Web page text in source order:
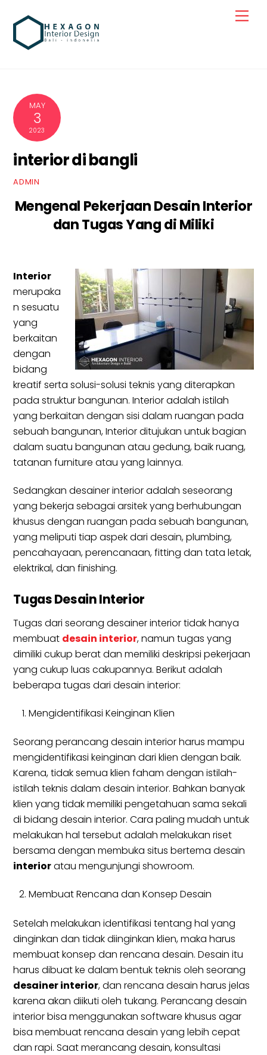
content
MAY
3
2023
interior di bangli
ADMIN
Mengenal Pekerjaan Desain Interior
dan Tugas Yang di Miliki
Interior
merupaka
n sesuatu
yang
berkaitan
dengan
bidang
kreatif serta solusi-solusi teknis yang diterapkan
pada struktur bangunan. Interior adalah istilah
yang berkaitan dengan sisi dalam ruangan pada
sebuah bangunan, Interior ditujukan untuk bagian
dalam suatu bangunan atau gedung, baik ruang,
tatanan furniture atau yang lainnya.
Sedangkan desainer interior adalah seseorang
yang bekerja sebagai arsitek yang berhubungan
khusus dengan ruangan pada sebuah bangunan,
yang meliputi tiap aspek dari desain, plumbing,
pencahayaan, perencanaan, fitting dan tata letak,
elektrikal, dan finishing.
Tugas Desain Interior
Tugas dari seorang desainer interior tidak hanya
membuat desain interior, namun tugas yang
dimiliki cukup berat dan memiliki deskripsi pekerjaan
yang cukup luas cakupannya. Berikut adalah
beberapa tugas dari desain interior:
Mengidentifikasi Keinginan Klien
Seorang perancang desain interior harus mampu
mengidentifikasi keinginan dari klien dengan baik.
Karena, tidak semua klien faham dengan istilah-
istilah teknis dalam desain interior. Bahkan banyak
klien yang tidak memiliki pengetahuan sama sekali
di bidang desain interior. Cara paling mudah untuk
melakukan hal tersebut adalah melakukan riset
bersama dengan membuka situs bertema desain
interioratau mengunjungi showroom.
Membuat Rencana dan Konsep Desain
Setelah melakukan identifikasi tentang hal yang
dinginkan dan tidak diinginkan klien, maka harus
membuat konsep dan rencana desain. Desain itu
harus dibuat ke dalam bentuk teknis oleh seorang
desainer interior, dan rencana desain harus jelas
karena akan diikuti oleh tukang. Perancang desain
interior bisa menggunakan software khusus agar
bisa membuat rencana desain yang lebih cepat
dan rapi. Saat merancang desain, konsultasi